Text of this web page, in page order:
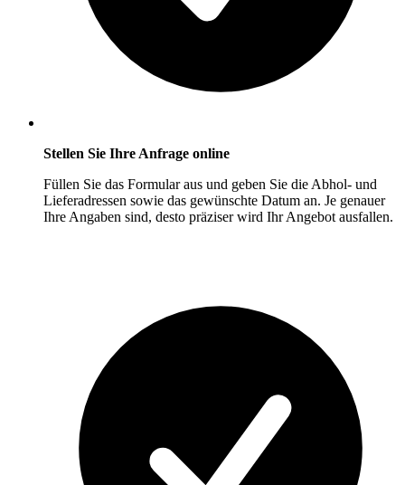
Stellen Sie Ihre Anfrage online
Füllen Sie das Formular aus und geben Sie die Abhol- und
Lieferadressen sowie das gewünschte Datum an. Je genauer
Ihre Angaben sind, desto präziser wird Ihr Angebot ausfallen.